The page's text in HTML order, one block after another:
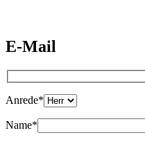
E-Mail
Anrede*
Name*